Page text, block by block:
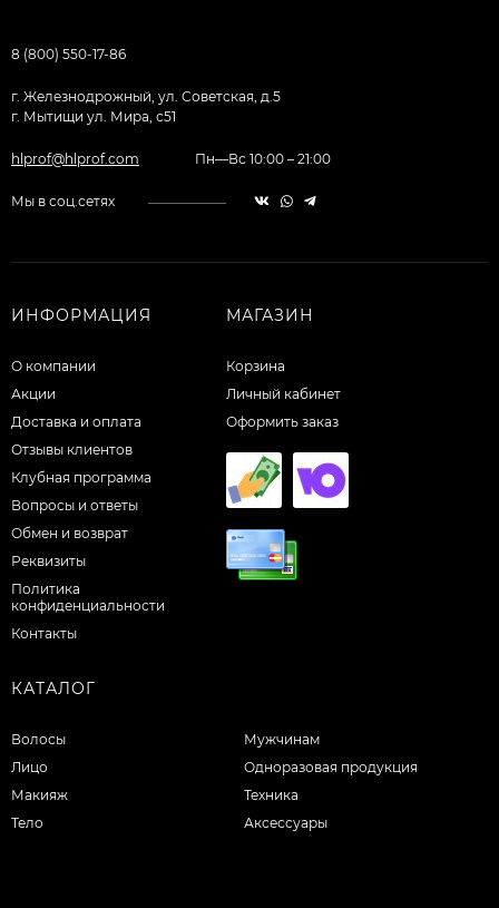
8 (800) 550-17-86
г. Железнодрожный, ул. Советская, д.5
г. Мытищи ул. Мира, с51
hlprof@hlprof.com Пн—Вс 10:00 – 21:00
Мы в соц.сетях
ИНФОРМАЦИЯ
О компании
Акции
Доставка и оплата
Отзывы клиентов
Клубная программа
Вопросы и ответы
Обмен и возврат
Реквизиты
Политика
конфиденциальности
Контакты
МАГАЗИН
Корзина
Личный кабинет
Оформить заказ
КАТАЛОГ
Волосы
Лицо
Макияж
Тело
Мужчинам
Одноразовая продукция
Техника
Аксессуары